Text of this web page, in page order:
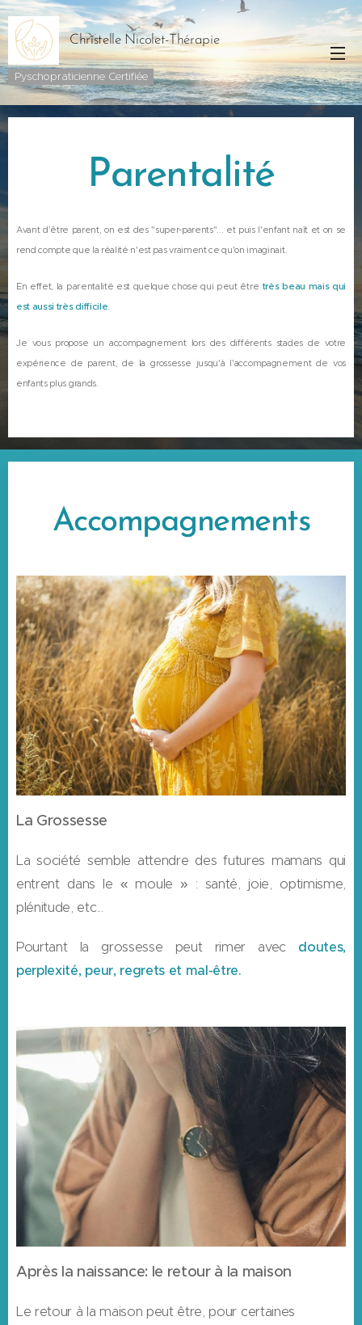
Christelle Nicolet-Thérapie
Pyschopraticienne Certifiée
Parentalité
Avant d'être parent, on est des "super-parents"... et puis l'enfant naît et on se
rend compte que la réalité n'est pas vraiment ce qu'on imaginait.
En effet, la parentalité est quelque chose qui peut être très beau mais qui
est aussi très difficile.
Je vous propose un accompagnement lors des différents stades de votre
expérience de parent, de la grossesse jusqu'à l'accompagnement de vos
enfants plus grands.
Accompagnements
La Grossesse
La société semble attendre des futures mamans qui
entrent dans le « moule » : santé, joie, optimisme,
plénitude, etc...
Pourtant la grossesse peut rimer avec
doutes,
perplexité, peur, regrets et mal-être.
Après la naissance: le retour à la maison
Le retour à la maison peut être, pour certaines